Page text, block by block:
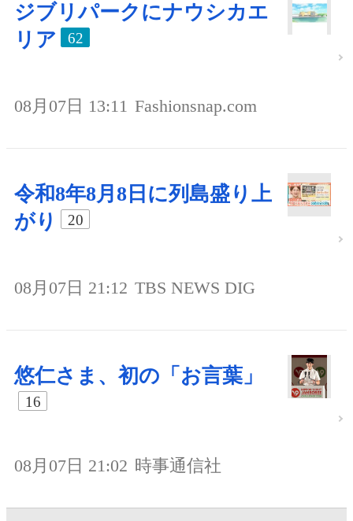
ジブリパークにナウシカエ
リア
62
08月07日 13:11 Fashionsnap.com
令和8年8月8日に列島盛り上
がり
20
08月07日 21:12 TBS NEWS DIG
悠仁さま、初の「お言葉」
16
08月07日 21:02 時事通信社